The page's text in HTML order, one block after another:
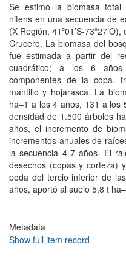
Se estimó la biomasa total
nitens en una secuencia de
(X Región, 41º01’S-
Crucero. La biomasa del
fue estimada a partir del
cuadrático; a los 6 años
componentes de la copa,
mantillo y hojarasca. La
ha–1 a los 4 años, 131 a los
densidad de 1.500 árboles
años, el incremento de
incrementos anuales de
la secuencia 4-7 años. El
desechos (copas y corteza)
poda del tercio inferior de
años, aportó al suelo 5,8 t
Metadata
Show full item record